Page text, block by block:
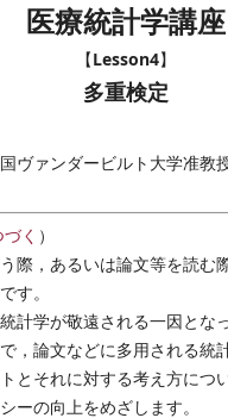
医療統計学講座
【Lesson4】
多重検定
国ヴァンダービルト大学准教
く ）
際，あるいは論文等を読む
す。
計学が敬遠される一因とな
，論文などに多用される統
とそれに対する考え方につ
ーの向上をめざします。